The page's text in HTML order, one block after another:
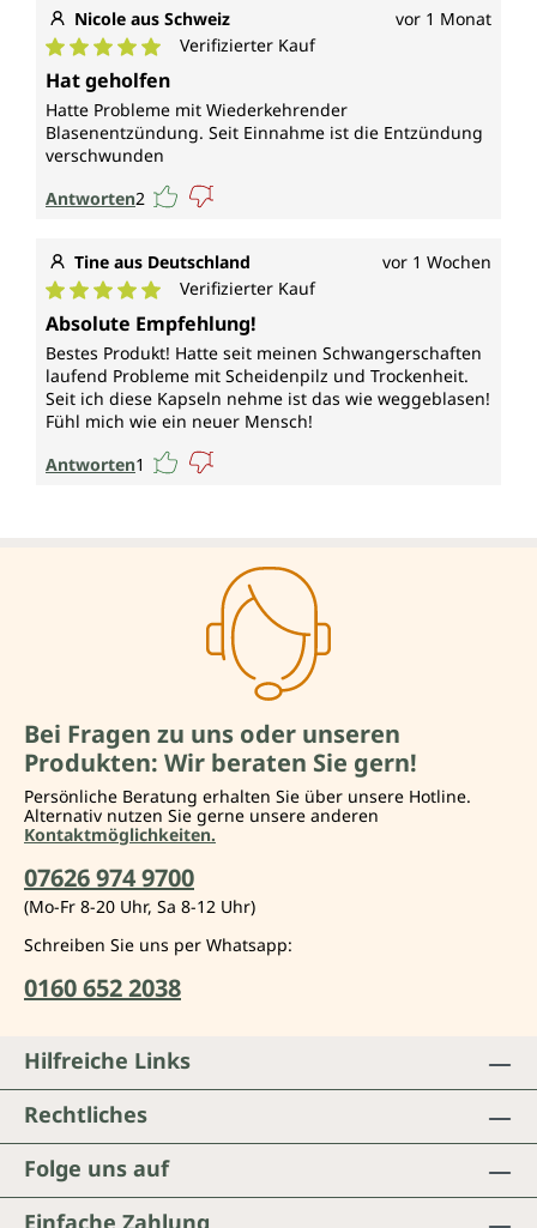
Nicole aus Schweiz vor 1 Monat
Durchschnittliche Bewertung von 5 von 5 Sternen
Verifizierter Kauf
Hat geholfen
Hatte Probleme mit Wiederkehrender
Blasenentzündung. Seit Einnahme ist die Entzündung
verschwunden
Antworten2
Tine aus Deutschland vor 1 Wochen
Durchschnittliche Bewertung von 5 von 5 Sternen
Verifizierter Kauf
Absolute Empfehlung!
Bestes Produkt! Hatte seit meinen Schwangerschaften
laufend Probleme mit Scheidenpilz und Trockenheit.
Seit ich diese Kapseln nehme ist das wie weggeblasen!
Fühl mich wie ein neuer Mensch!
Antworten1
Bei Fragen zu uns oder unseren
Produkten: Wir beraten Sie gern!
Persönliche Beratung erhalten Sie über unsere Hotline.
Alternativ nutzen Sie gerne unsere anderen
Kontaktmöglichkeiten.
07626 974 9700
(Mo-Fr 8-20 Uhr, Sa 8-12 Uhr)
Schreiben Sie uns per Whatsapp:
0160 652 2038
Folge uns auf
Hilfreiche Links
Rechtliches